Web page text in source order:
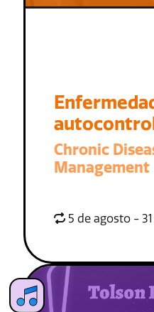
Chronic
Management
5 de agosto -